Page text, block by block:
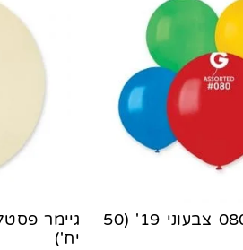
גיימר פסטל 080 צבעוני 19' (50
יח')